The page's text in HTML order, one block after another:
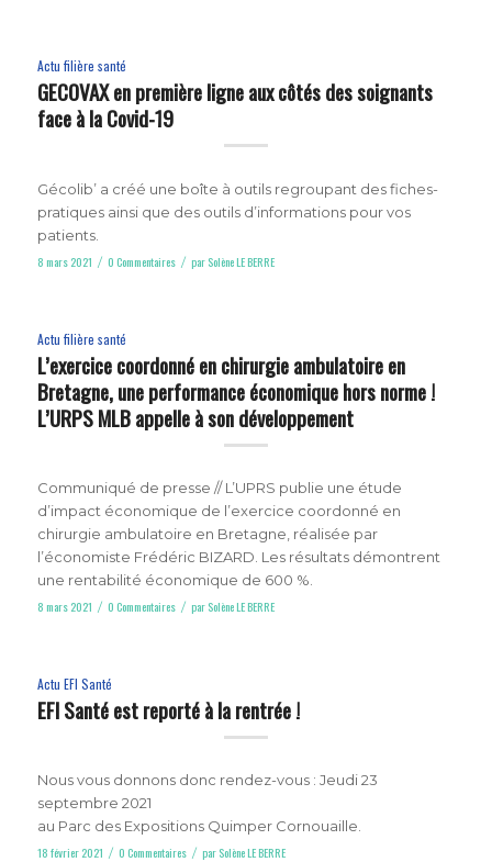
Actu filière santé
GECOVAX en première ligne aux côtés des soignants
face à la Covid-19
Gécolib’ a créé une boîte à outils regroupant des fiches-
pratiques ainsi que des outils d’informations pour vos
patients.
8 mars 2021 / 0 Commentaires / parSolène LE BERRE
Actu filière santé
L’exercice coordonné en chirurgie ambulatoire en
Bretagne, une performance économique hors norme !
L’URPS MLB appelle à son développement
Communiqué de presse // L’UPRS publie une étude
d’impact économique de l’exercice coordonné en
chirurgie ambulatoire en Bretagne, réalisée par
l’économiste Frédéric BIZARD. Les résultats démontrent
une rentabilité économique de 600 %.
8 mars 2021 / 0 Commentaires / parSolène LE BERRE
Actu EFI Santé
EFI Santé est reporté à la rentrée !
Nous vous donnons donc rendez-vous : Jeudi 23
septembre 2021
au Parc des Expositions Quimper Cornouaille.
18 février 2021 / 0 Commentaires / parSolène LE BERRE